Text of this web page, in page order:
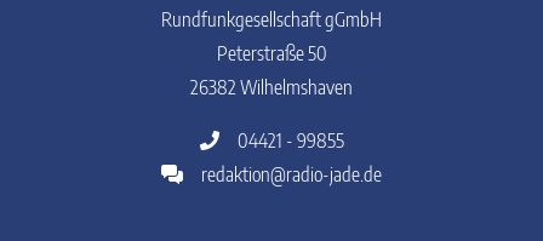
Rundfunkgesellschaft gGmbH
Peterstraße 50
26382 Wilhelmshaven
04421 - 99855
redaktion@radio-jade.de